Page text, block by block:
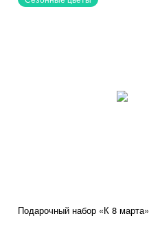
Подарочный набор «К 8 марта»